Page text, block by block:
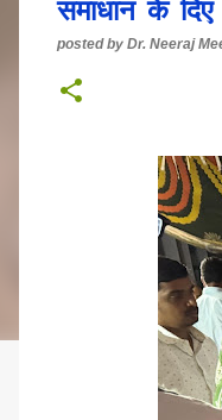
समाधान के दिए
posted by Dr. Neeraj